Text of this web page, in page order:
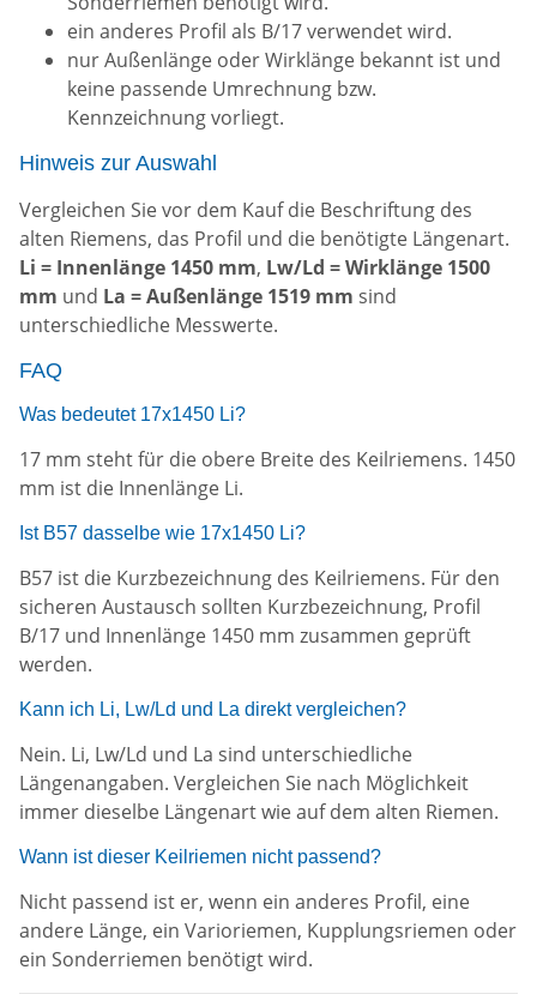
ein anderes Profil als B/17 verwendet wird.
nur Außenlänge oder Wirklänge bekannt ist und
keine passende Umrechnung bzw.
Kennzeichnung vorliegt.
Hinweis zur Auswahl
Vergleichen Sie vor dem Kauf die Beschriftung des
alten Riemens, das Profil und die benötigte Längenart.
Li = Innenlänge 1450 mm, Lw/Ld = Wirklänge 1500
mm und La = Außenlänge 1519 mm sind
unterschiedliche Messwerte.
FAQ
Was bedeutet 17x1450 Li?
17 mm steht für die obere Breite des Keilriemens. 1450
mm ist die Innenlänge Li.
Ist B57 dasselbe wie 17x1450 Li?
B57 ist die Kurzbezeichnung des Keilriemens. Für den
sicheren Austausch sollten Kurzbezeichnung, Profil
B/17 und Innenlänge 1450 mm zusammen geprüft
werden.
Kann ich Li, Lw/Ld und La direkt vergleichen?
Nein. Li, Lw/Ld und La sind unterschiedliche
Längenangaben. Vergleichen Sie nach Möglichkeit
immer dieselbe Längenart wie auf dem alten Riemen.
Wann ist dieser Keilriemen nicht passend?
Nicht passend ist er, wenn ein anderes Profil, eine
andere Länge, ein Varioriemen, Kupplungsriemen oder
ein Sonderriemen benötigt wird.